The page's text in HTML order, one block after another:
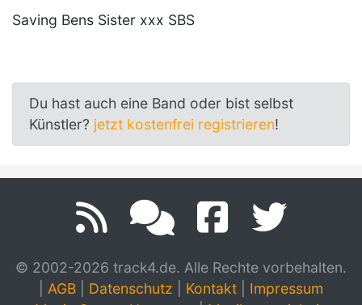
Saving Bens Sister xxx SBS
Du hast auch eine Band oder bist selbst
Künstler? jetzt kostenfrei registrieren!
© 2002-2026 track4.de. Alle Rechte vorbehalten.
AGB Datenschutz Kontakt
Impressum